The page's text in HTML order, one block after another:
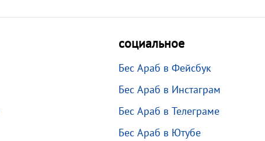
социальное
Бес Араб в Фейсбук
Бес Араб в Инстаграм
Бес Араб в Телеграме
Бес Араб в Ютубе